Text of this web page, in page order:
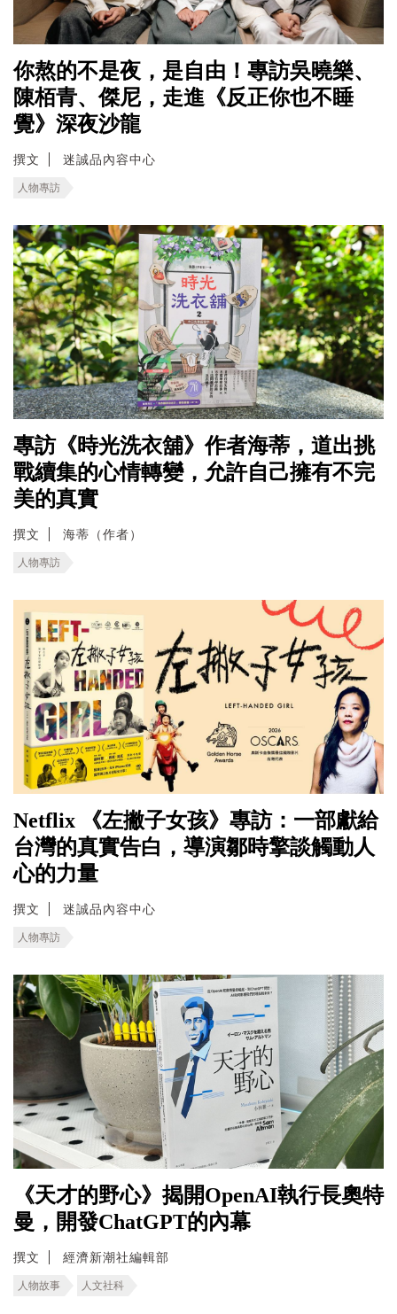
你熬的不是夜，是自由！專訪吳曉樂、
陳栢青、傑尼，走進《反正你也不睡
覺》深夜沙龍
撰文 迷誠品內容中心
人物專訪
專訪《時光洗衣舖》作者海蒂，道出挑
戰續集的心情轉變，允許自己擁有不完
美的真實
撰文 海蒂（作者）
人物專訪
Netflix 《左撇子女孩》專訪：一部獻給
台灣的真實告白，導演鄒時擎談觸動人
心的力量
撰文 迷誠品內容中心
人物專訪
《天才的野心》揭開OpenAI執行長奧特
曼，開發ChatGPT的內幕
撰文 經濟新潮社編輯部
人物故事 人文社科